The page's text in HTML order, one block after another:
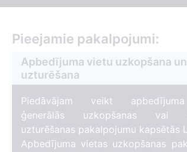
Pieejamie pakalpojumi:
Apbedījuma vietu uzkopšana un
uzturēšana
Piedāvājam veikt
ģenerālās uzkopšanas vai
uzturēšanas pakalpojumu kapsētās
Apbedījuma vietas uzkopšanas